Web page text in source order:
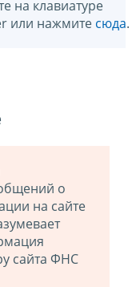
на клавиатуре
или нажмите сюда.
о
на сайте
сайта ФНС